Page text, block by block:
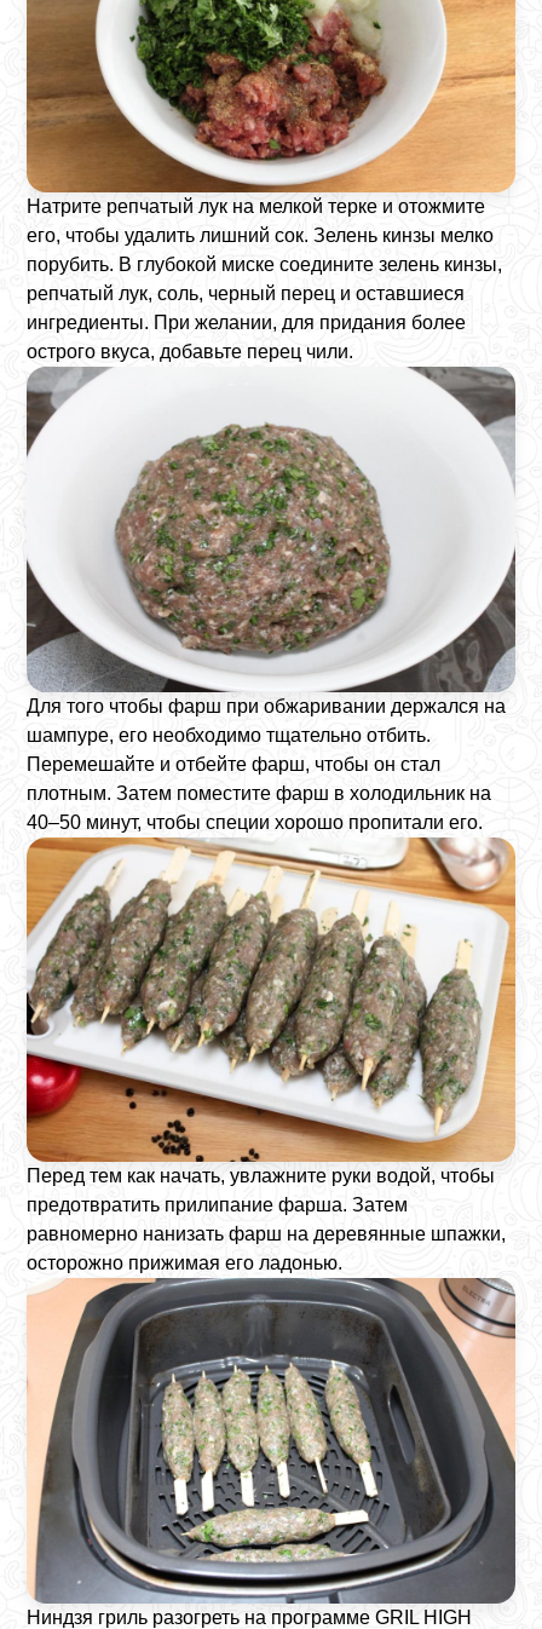
Натрите репчатый лук на мелкой терке и отожмите
его, чтобы удалить лишний сок. Зелень кинзы мелко
порубить. В глубокой миске соедините зелень кинзы,
репчатый лук, соль, черный перец и оставшиеся
ингредиенты. При желании, для придания более
острого вкуса, добавьте перец чили.
Для того чтобы фарш при обжаривании держался на
шампуре, его необходимо тщательно отбить.
Перемешайте и отбейте фарш, чтобы он стал
плотным. Затем поместите фарш в холодильник на
40–50 минут, чтобы специи хорошо пропитали его.
Перед тем как начать, увлажните руки водой, чтобы
предотвратить прилипание фарша. Затем
равномерно нанизать фарш на деревянные шпажки,
осторожно прижимая его ладонью.
Ниндзя гриль разогреть на программе GRIL HIGH